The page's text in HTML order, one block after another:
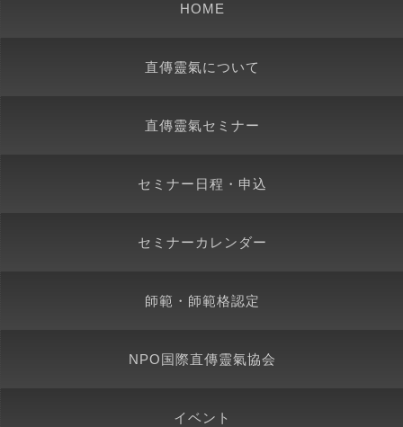
HOME
直傳靈氣について
直傳靈氣セミナー
セミナー日程・申込
セミナーカレンダー
師範・師範格認定
NPO国際直傳靈氣協会
イベント